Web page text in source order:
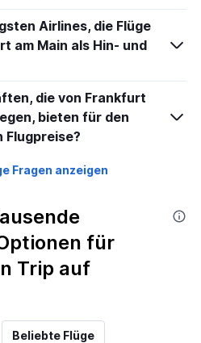
Airlines, die Flüge
am Main als Hin- und
die von Frankfurt
bieten für den
Flugpreise?
Fragen anzeigen
für
Trip auf
Beliebte Flüge